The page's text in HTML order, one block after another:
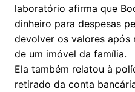
laboratório afirma que
dinheiro para despesas
devolver os valores após
de um imóvel da família.
Ela também relatou à
retirado da conta